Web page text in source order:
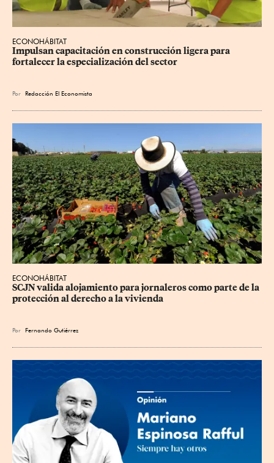
ECONOHÁBITAT
Impulsan capacitación en construcción ligera para
fortalecer la especialización del sector
Por Redacción El Economista
ECONOHÁBITAT
SCJN valida alojamiento para jornaleros como parte de la
protección al derecho a la vivienda
Por Fernando Gutiérrez